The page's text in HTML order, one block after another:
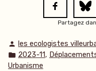
Partagez
Publié
par
les ecologistes
Publié
dans
2023-11,
Urbanisme